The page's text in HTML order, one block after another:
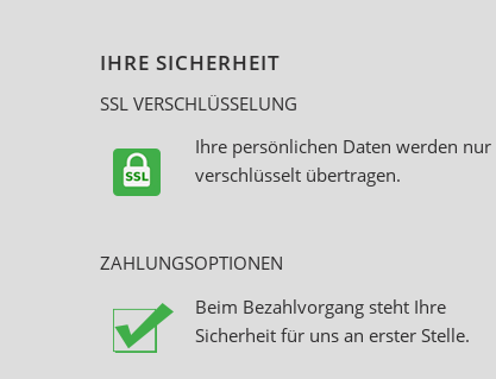
IHRE SICHERHEIT
SSL VERSCHLÜSSELUNG
Ihre persönlichen Daten werden nur
verschlüsselt übertragen.
ZAHLUNGSOPTIONEN
Beim Bezahlvorgang steht Ihre
Sicherheit für uns an erster Stelle.